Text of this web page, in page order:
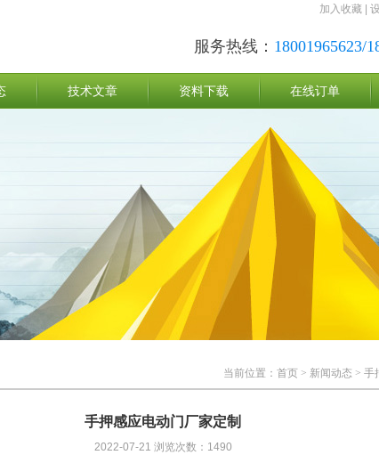
加入收藏
服务热线： 18001965623/
技术文章 资料下载 在线订单
当前位置： 首页 > 新闻动态 > 手
手押感应电动门厂家定制
2022-07-21 浏览次数：1490